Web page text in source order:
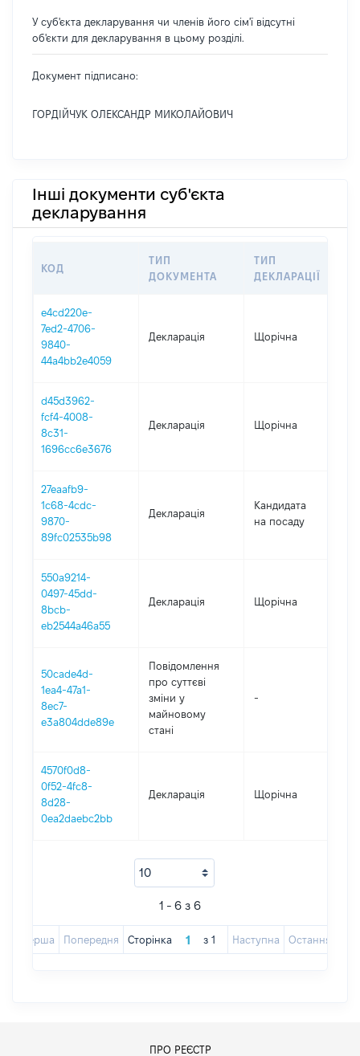
У суб'єкта декларування чи членів його сім'ї відсутні
об'єкти для декларування в цьому розділі.
Документ підписано:
ГОРДІЙЧУК ОЛЕКСАНДР МИКОЛАЙОВИЧ
Інші документи суб'єкта
декларування
КОД
ТИП
ДОКУМЕНТА
ТИП
ДЕКЛАРАЦІЇ
e4cd220e-
7ed2-4706-
9840-
44a4bb2e4059
Декларація Щорічна
d45d3962-
fcf4-4008-
8c31-
1696cc6e3676
Декларація Щорічна
27eaafb9-
1c68-4cdc-
9870-
89fc02535b98
Декларація
Кандидата
на посаду
550a9214-
0497-45dd-
8bcb-
eb2544a46a55
Декларація Щорічна
50cade4d-
1ea4-47a1-
8ec7-
e3a804dde89e
Повідомлення
про суттєві
зміни y
майновому
стані
-
4570f0d8-
0f52-4fc8-
8d28-
0ea2daebc2bb
Декларація Щорічна
1 - 6 з 6
Перша Попередня Сторінка з 1 Наступна Остання
ПРО РЕЄСТР